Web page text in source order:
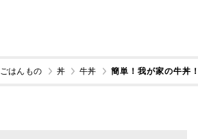
ごはんもの 丼 牛丼 簡単！我が家の牛丼